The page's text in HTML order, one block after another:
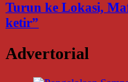
Turun ke Lokasi,
ketir”
Advertorial